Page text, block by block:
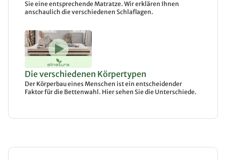
Sie eine entsprechende Matratze. Wir erklären Ihnen
anschaulich die verschiedenen Schlaflagen.
Die verschiedenen Körpertypen
Der Körperbau eines Menschen ist ein entscheidender
Faktor für die Bettenwahl. Hier sehen Sie die Unterschiede.